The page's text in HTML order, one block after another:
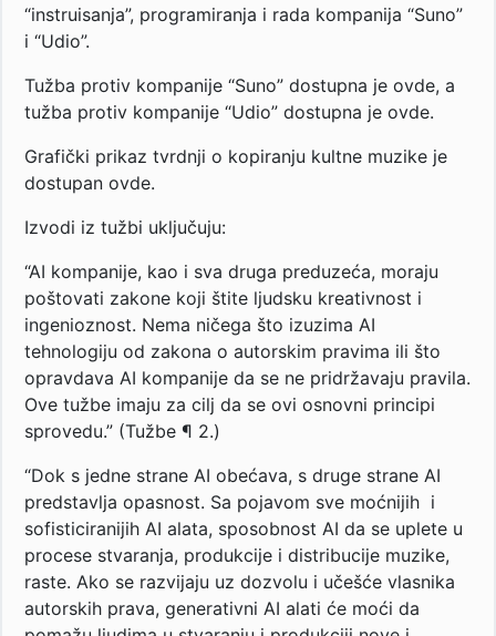
“instruisanja”, programiranja i rada kompanija “Suno”
i “Udio”.
Tužba protiv kompanije “Suno” dostupna je ovde, a
tužba protiv kompanije “Udio” dostupna je ovde.
Grafički prikaz tvrdnji o kopiranju kultne muzike je
dostupan ovde.
Izvodi iz tužbi uključuju:
“AI kompanije, kao i sva druga preduzeća, moraju
poštovati zakone koji štite ljudsku kreativnost i
ingenioznost. Nema ničega što izuzima AI
tehnologiju od zakona o autorskim pravima ili što
opravdava AI kompanije da se ne pridržavaju pravila.
Ove tužbe imaju za cilj da se ovi osnovni principi
sprovedu.” (Tužbe ¶ 2.)
“Dok s jedne strane AI obećava, s druge strane AI
predstavlja opasnost. Sa pojavom sve moćnijih i
sofisticiranijih AI alata, sposobnost AI da se uplete u
procese stvaranja, produkcije i distribucije muzike,
raste. Ako se razvijaju uz dozvolu i učešće vlasnika
autorskih prava, generativni AI alati će moći da